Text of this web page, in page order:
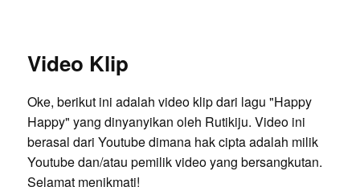
Video Klip
Oke, berikut ini adalah video klip dari lagu "Happy
Happy" yang dinyanyikan oleh Rutikiju. Video ini
berasal dari Youtube dimana hak cipta adalah milik
Youtube dan/atau pemilik video yang bersangkutan.
Selamat menikmati!